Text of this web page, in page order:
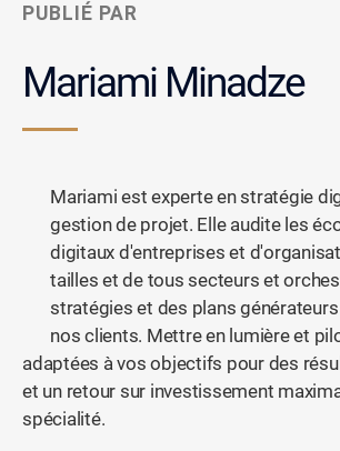
PUBLIÉ PAR
Mariami Minadze
Mariami est experte en stratégie
gestion de projet. Elle audite les
digitaux d'entreprises et
tailles et de tous secteurs et
stratégies et des plans
nos clients. Mettre en lumière et
adaptées à vos objectifs pour des
et un retour sur investissement
spécialité.